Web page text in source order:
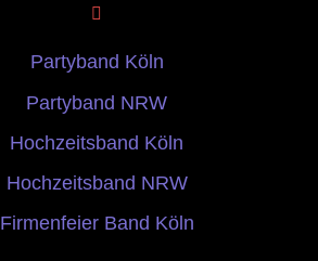
Partyband Köln
Partyband NRW
Hochzeitsband Köln
Hochzeitsband NRW
Firmenfeier Band Köln